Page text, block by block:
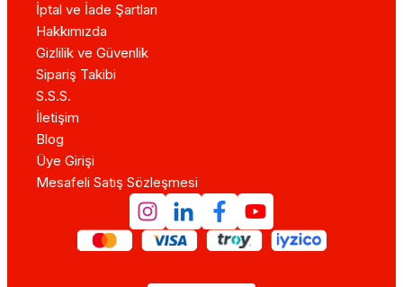
İptal ve İade Şartları
Hakkımızda
Gizlilik ve Güvenlik
Sipariş Takibi
S.S.S.
İletişim
Blog
Üye Girişi
Mesafeli Satış Sözleşmesi